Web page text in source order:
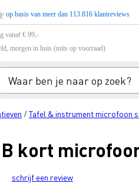
op basis van meer dan 113.816 klantreviews
vanaf € 99,-
morgen in huis (mits op voorraad)
/Tafel & instrument microfoon
B kort
schrijf een review